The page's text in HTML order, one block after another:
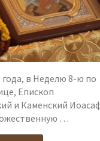
года, в Неделю 8-ю по
Епископ
и Каменский
…